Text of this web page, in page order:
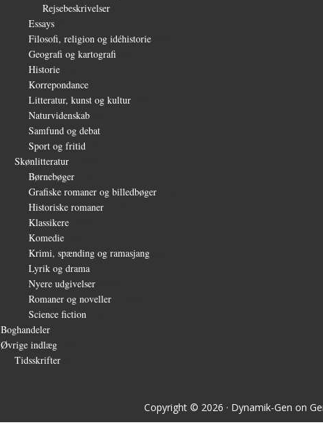
Rejsebeskrivelser
Essays
Filosofi, religion og idéhistorie
Geografi og kartografi
Historie
Korrepondance
Litteratur, kunst og kultur
Naturvidenskab
Samfund og debat
Sport og fritid
Skønlitteratur
Børnebøger
Grafiske romaner og billedbøger
Historiske romaner
Klassikere
Komedie
Krimi, spænding og ramasjang
Lyrik og drama
Nyere udgivelser
Romaner og noveller
Science fiction
Boghandeler
Øvrige indlæg
Tidsskrifter
Copyright © 2026 · Dynamik-Gen on